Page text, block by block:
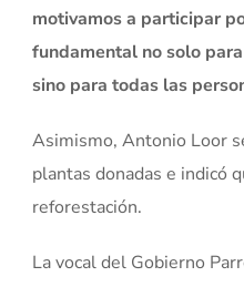
motivamos a participar
fundamental no solo
sino para todas las
Asimismo, Antonio Loor
plantas donadas e indicó
reforestación.
La vocal del Gobierno